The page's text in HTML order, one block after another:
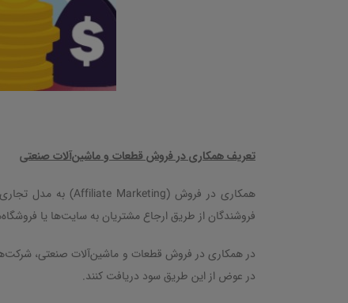
تعریف همکاری در فروش قطعات و ماشین‌آلات صنعتی
همکاری در فروش (Affiliate Marketing)
به مدل
فروشندگان از طریق ارجاع مشتریان به سایت‌ها یا
در همکاری در فروش قطعات و ماشین‌آلات صنعتی، شرکت‌ها
در عوض از این طریق سود دریافت کنند.